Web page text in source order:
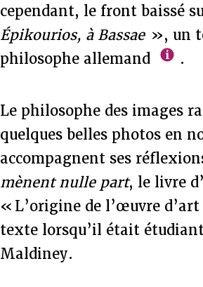
cependant, le front baissé
Épikourios, à Bassae», un
philosophe allemand
.
Le philosophe des images
quelques belles photos en
accompagnent ses
mènent nulle part, le livre
« L’origine de l’œuvre d’art
texte lorsqu’il était
Maldiney.